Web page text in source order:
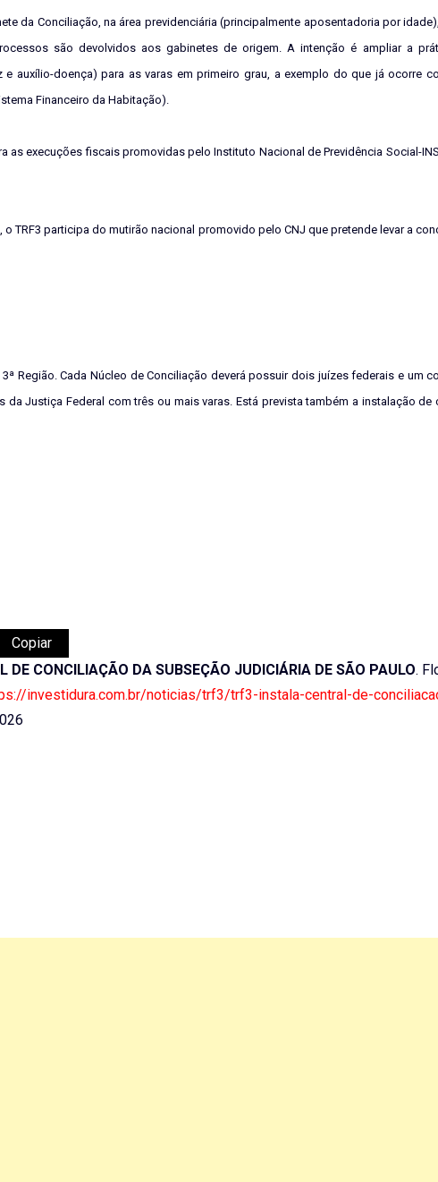
da Conciliação, na área previdenciária (principalmente aposentadoria por idade),
são devolvidos aos gabinetes de origem. A intenção é ampliar a
e auxílio-doença) para as varas em primeiro grau, a exemplo do que já ocorre
Financeiro da Habitação).
as execuções fiscais promovidas pelo Instituto Nacional de Previdência Social-
o TRF3 participa do mutirão nacional promovido pelo CNJ que pretende levar a
Região. Cada Núcleo de Conciliação deverá possuir dois juízes federais e um
Justiça Federal com três ou mais varas. Está prevista também a instalação de
Copiar
DE CONCILIAÇÃO DA SUBSEÇÃO JUDICIÁRIA DE SÃO PAULO.
investidura.com.br/noticias/trf3/trf3-instala-central-de-